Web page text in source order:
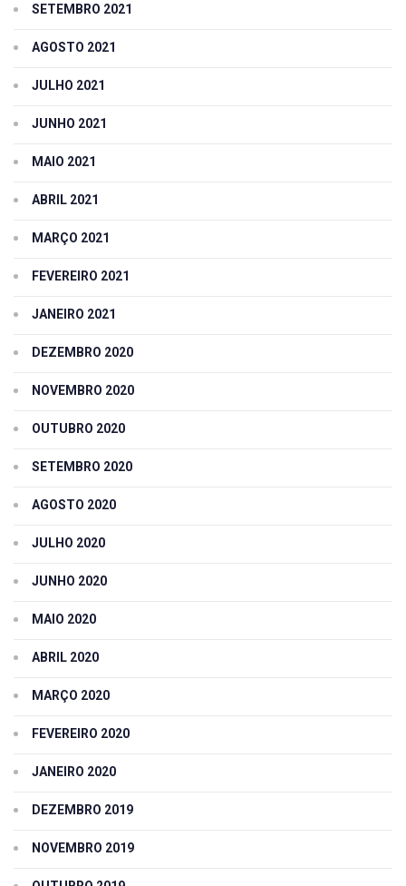
SETEMBRO 2021
AGOSTO 2021
JULHO 2021
JUNHO 2021
MAIO 2021
ABRIL 2021
MARÇO 2021
FEVEREIRO 2021
JANEIRO 2021
DEZEMBRO 2020
NOVEMBRO 2020
OUTUBRO 2020
SETEMBRO 2020
AGOSTO 2020
JULHO 2020
JUNHO 2020
MAIO 2020
ABRIL 2020
MARÇO 2020
FEVEREIRO 2020
JANEIRO 2020
DEZEMBRO 2019
NOVEMBRO 2019